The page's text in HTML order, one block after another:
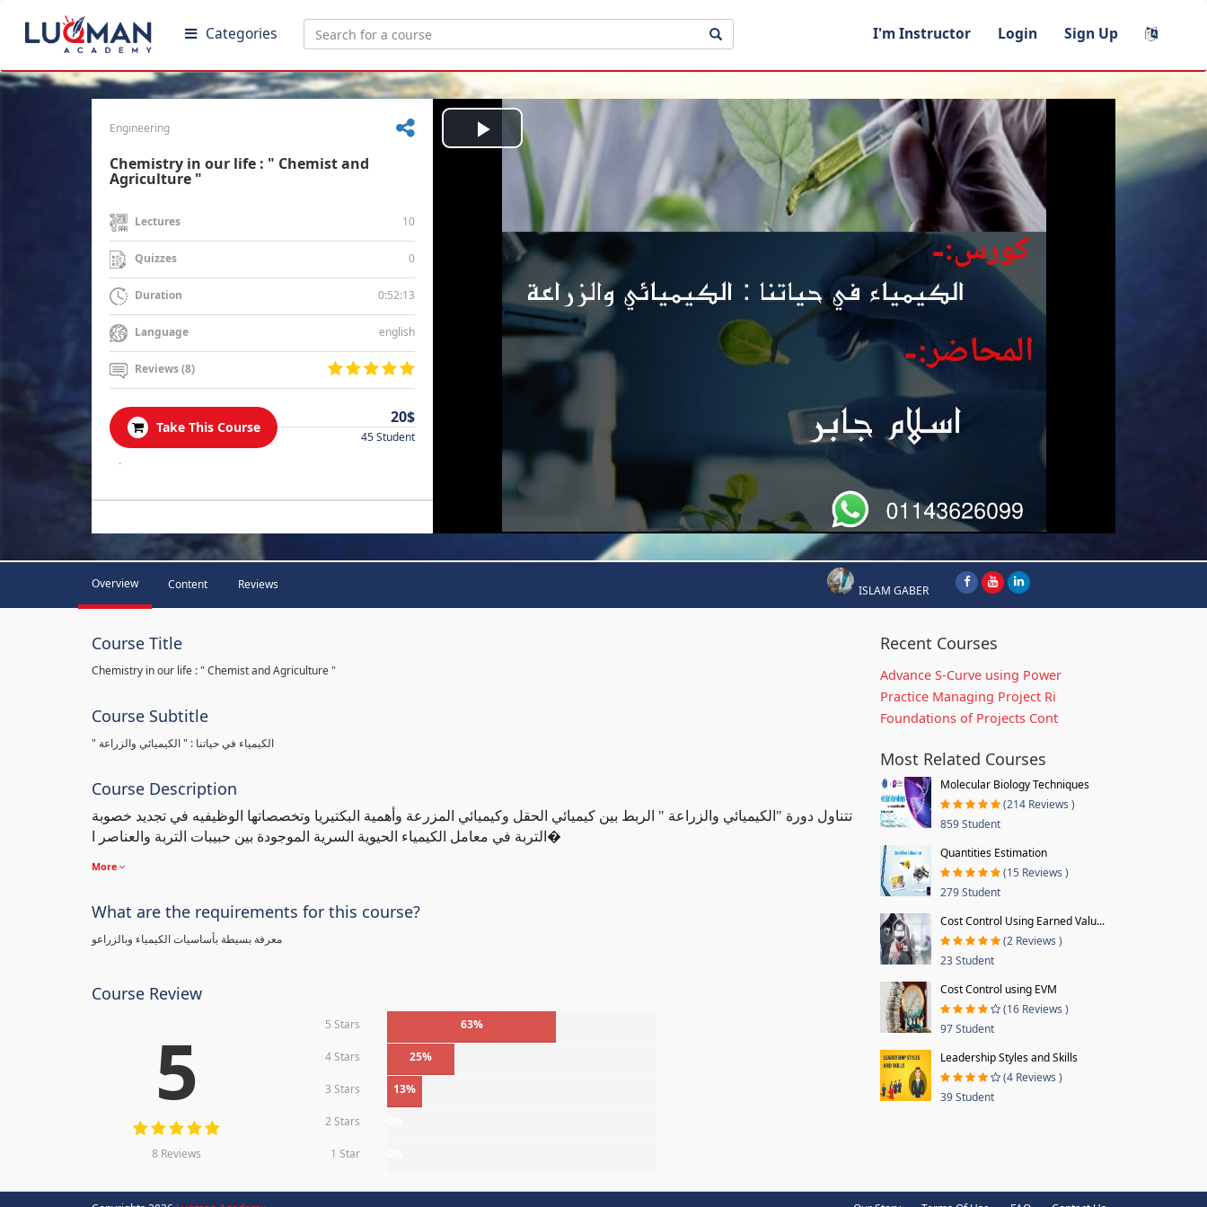
Categories I'm Instructor Login Sign Up
Engineering
Chemistry in our life : " Chemist and
Agriculture "
Lectures 10
Quizzes 0
Duration 0:52:13
Language english
Reviews (8)
Take This Course
20$
45 Student
.
Play
Video
Overview Content Reviews ISLAM GABER
Course Title
Chemistry in our life : " Chemist and Agriculture "
Course Subtitle
" الكيمياء في حياتنا : " الكيميائي والزراعة
Course Description
تتناول دورة "الكيميائي والزراعة " الربط بين كيميائي الحقل وكيميائي المزرعة وأهمية البكتيريا وتخصصاتها الوظيفيه في تجديد خصوبة
التربة في معامل الكيمياء الحيوية السرية الموجودة بين حبيبات التربة والعناصر ا�
More
What are the requirements for this course?
معرفة بسيطة بأساسيات الكيمياء وبالزراعو
Course Review
5
8 Reviews
5 Stars 63%
4 Stars 25%
3 Stars 13%
2 Stars
1 Star
Recent Courses
Advance S-Curve using Power
Practice Managing Project Ri
Foundations of Projects Cont
Most Related Courses
Molecular Biology Techniques
(214 Reviews )
859 Student
Quantities Estimation
(15 Reviews )
279 Student
Cost Control Using Earned Valu...
(2 Reviews )
23 Student
Cost Control using EVM
(16 Reviews )
97 Student
Leadership Styles and Skills
(4 Reviews )
39 Student